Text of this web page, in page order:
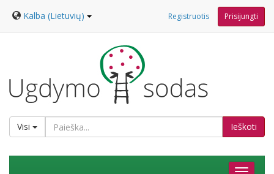
Kalba (Lietuvių) Registruotis Prisijungti
Visi Ieškoti